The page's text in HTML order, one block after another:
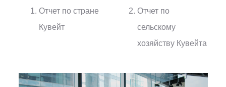
Отчет по стране
Кувейт
Отчет по
сельскому
хозяйству Кувейта